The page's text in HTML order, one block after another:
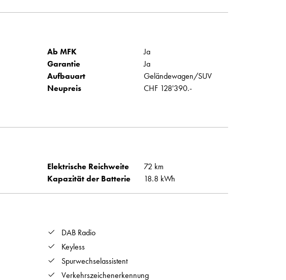
Ab MFK
Ja
Garantie
Ja
Aufbauart
Geländewagen/SUV
Neupreis
CHF 128'390.-
Elektrische Reichweite
72 km
Kapazität der Batterie
18.8 kWh
DAB Radio
Keyless
Spurwechselassistent
Verkehrszeichenerkennung